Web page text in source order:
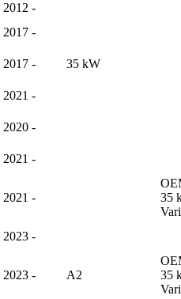
2012 -
2017 -
2017 - 35 kW
2021 -
2020 -
2021 -
2021 -
35
2023 -
2023 - A2
35